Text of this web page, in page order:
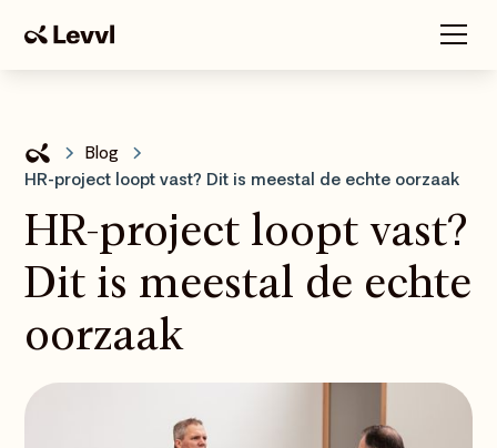
Blog
HR-project loopt vast? Dit is meestal de echte oorzaak
HR-project loopt vast?
Dit is meestal de echte
oorzaak